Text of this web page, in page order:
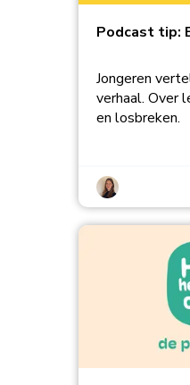
Podcast tip:
Jongeren
verhaal. Over
en losbreken.